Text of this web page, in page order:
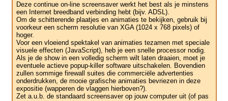
Deze continue on-line screensaver werkt het best als je minstens
een Internet breedband verbinding hebt (bijv. ADSL).
Om de schitterende plaatjes en animaties te bekijken, gebruik bij
voorkeur een scherm resolutie van XGA (1024 x 768 pixels) of
hoger.
Voor een vloeiend spektakel van animaties tezamen met speciale
visuele effecten (JavaScript), heb je een snelle processor nodig.
Als je de show in een volledig scherm wilt laten draaien, moet je
eventuele actieve popup-killer software uitschakelen. Bovendien
zullen sommige firewall suites die commerciële advertenties
onderdrukken, de mooie grafische animaties bevriezen in deze
expositie (wapperen de vlaggen hierboven?).
Zet a.u.b. de standaard screensaver op jouw computer uit (of pas